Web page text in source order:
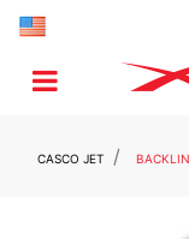
Open menu
CASCO JET